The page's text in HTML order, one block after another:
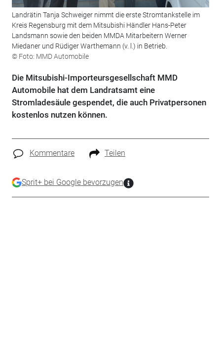
Landrätin Tanja Schweiger nimmt die erste Stromtankstelle im
Kreis Regensburg mit dem Mitsubishi Händler Hans-Peter
Landsmann sowie den beiden MMDA Mitarbeitern Werner
Miedaner und Rüdiger Warthemann (v. l.) in Betrieb.
© Foto: MMD Automobile
Die Mitsubishi-Importeursgesellschaft MMD
Automobile hat dem Landratsamt eine
Stromladesäule gespendet, die auch Privatpersonen
kostenlos nutzen können.
Kommentare Teilen
Sprit+ bei Google bevorzugen